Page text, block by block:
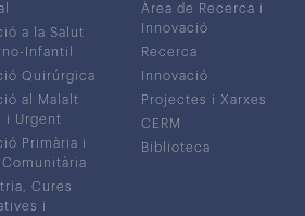
a la Salut
Infantil
Quirúrgica
al Malalt
i Urgent
Primària i
Cures
i
Àrea de Recerca i
Innovació
Recerca
Innovació
Projectes i Xarxes
CERM
Biblioteca